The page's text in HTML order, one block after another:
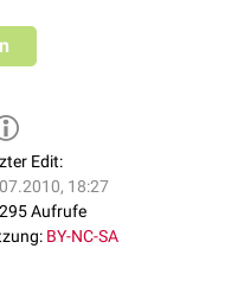
Edit:
18:27
Aufrufe
BY-NC-SA